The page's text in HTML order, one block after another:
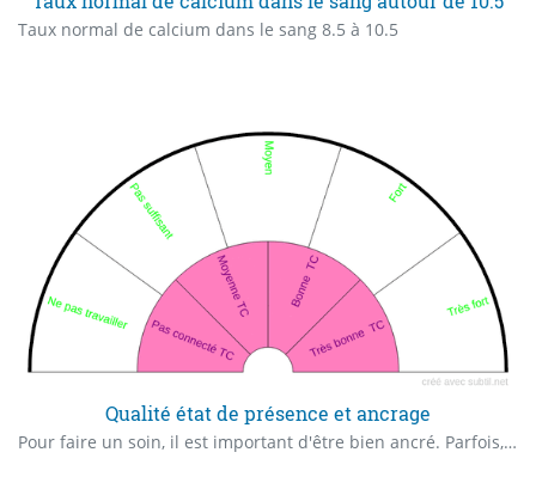
Taux normal de calcium dans le sang 8.5 à 10.5
Qualité état de présence et ancrage
Pour faire un soin, il est important d'être bien ancré. Parfois, nous ne le sommes pas assez, et on se lance dans un soin qui peut s'avérer moyen pour le consultant, et dangereux pour le praticien. Il vaut mieux vérifier cela avant de travailler